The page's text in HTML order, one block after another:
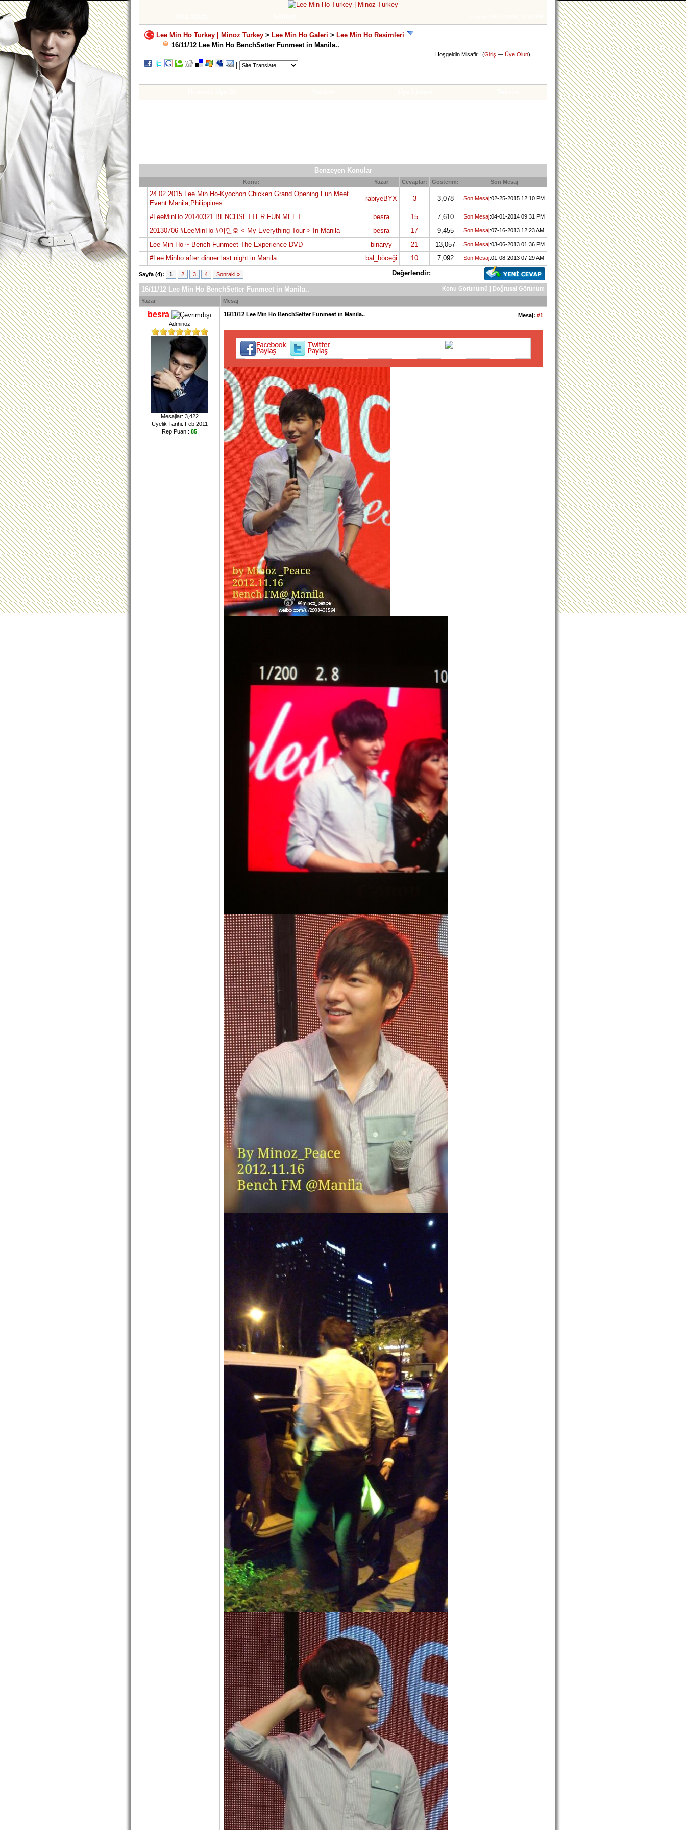
Lee Min Ho Turkey | Minoz Turkey > Lee Min Ho Galeri > Lee Min Ho Resimleri
16/11/12 Lee Min Ho BenchSetter Funmeet in Manila..
Hoşgeldin Misafir ! (Giriş — Üye Olun)
Benzeyen Konular
Konu: Yazar Cevaplar: Gösterim: Son Mesaj
24.02.2015 Lee Min Ho-Kyochon Chicken Grand Opening Fun Meet
Event Manila,Philippines
rabiyeBYX 3 3,078 Son Mesaj:02-25-2015 12:10 PM
#LeeMinHo 20140321 BENCHSETTER FUN MEET besra 15 7,610 Son Mesaj:04-01-2014 09:31 PM
20130706 #LeeMinHo #이민호 < My Everything Tour > In Manila besra 17 9,455 Son Mesaj:07-16-2013 12:23 AM
Lee Min Ho ~ Bench Funmeet The Experience DVD binaryy 21 13,057 Son Mesaj:03-06-2013 01:36 PM
#Lee Minho after dinner last night in Manila bal_böceği 10 7,092 Son Mesaj:01-08-2013 07:29 AM
Sayfa (4): 1 2 3 4 Sonraki » Değerlendir:
Konu Görünümü | Doğrusal Görünüm
16/11/12 Lee Min Ho BenchSetter Funmeet in Manila..
Yazar Mesaj
besra
Adminoz
Mesajlar: 3,422
Üyelik Tarihi: Feb 2011
Rep Puanı: 85
Mesaj: #1
16/11/12 Lee Min Ho BenchSetter Funmeet in Manila..